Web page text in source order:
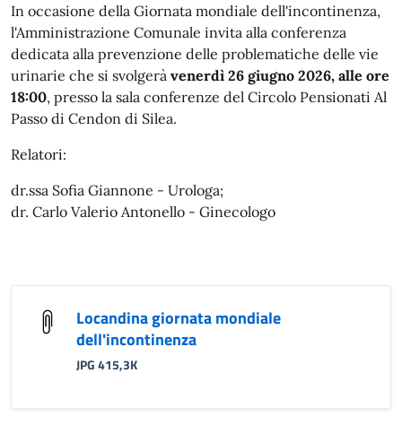
In occasione della Giornata mondiale dell'incontinenza,
l'Amministrazione Comunale invita alla conferenza
dedicata alla prevenzione delle problematiche delle vie
urinarie che si svolgerà venerdì 26 giugno 2026, alle ore
18:00, presso la sala conferenze del Circolo Pensionati Al
Passo di Cendon di Silea.
Relatori:
dr.ssa Sofia Giannone - Urologa;
dr. Carlo Valerio Antonello - Ginecologo
Locandina giornata mondiale
dell'incontinenza
JPG 415,3K